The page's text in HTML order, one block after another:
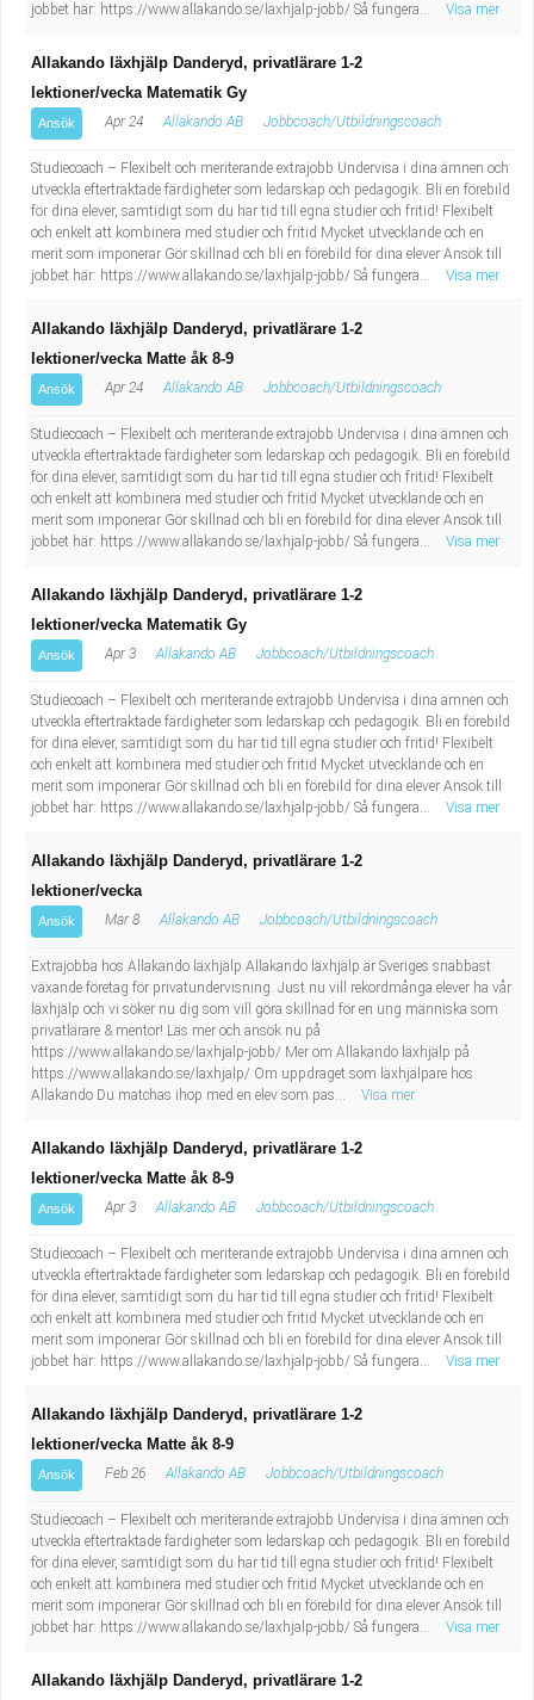
jobbet här: https://www.allakando.se/laxhjalp-jobb/ Så fungera...
Visa mer
Allakando läxhjälp Danderyd, privatlärare 1-2
lektioner/vecka Matematik Gy
Ansök Apr 24 Allakando AB Jobbcoach/Utbildningscoach
Studiecoach – Flexibelt och meriterande extrajobb Undervisa i dina ämnen och
utveckla eftertraktade färdigheter som ledarskap och pedagogik. Bli en förebild
för dina elever, samtidigt som du har tid till egna studier och fritid! Flexibelt
och enkelt att kombinera med studier och fritid Mycket utvecklande och en
merit som imponerar Gör skillnad och bli en förebild för dina elever Ansök till
jobbet här: https://www.allakando.se/laxhjalp-jobb/ Så fungera...
Visa mer
Allakando läxhjälp Danderyd, privatlärare 1-2
lektioner/vecka Matte åk 8-9
Ansök Apr 24 Allakando AB Jobbcoach/Utbildningscoach
Studiecoach – Flexibelt och meriterande extrajobb Undervisa i dina ämnen och
utveckla eftertraktade färdigheter som ledarskap och pedagogik. Bli en förebild
för dina elever, samtidigt som du har tid till egna studier och fritid! Flexibelt
och enkelt att kombinera med studier och fritid Mycket utvecklande och en
merit som imponerar Gör skillnad och bli en förebild för dina elever Ansök till
jobbet här: https://www.allakando.se/laxhjalp-jobb/ Så fungera...
Visa mer
Allakando läxhjälp Danderyd, privatlärare 1-2
lektioner/vecka Matematik Gy
Ansök Apr 3 Allakando AB Jobbcoach/Utbildningscoach
Studiecoach – Flexibelt och meriterande extrajobb Undervisa i dina ämnen och
utveckla eftertraktade färdigheter som ledarskap och pedagogik. Bli en förebild
för dina elever, samtidigt som du har tid till egna studier och fritid! Flexibelt
och enkelt att kombinera med studier och fritid Mycket utvecklande och en
merit som imponerar Gör skillnad och bli en förebild för dina elever Ansök till
jobbet här: https://www.allakando.se/laxhjalp-jobb/ Så fungera...
Visa mer
Allakando läxhjälp Danderyd, privatlärare 1-2
lektioner/vecka
Ansök Mar 8 Allakando AB Jobbcoach/Utbildningscoach
Extrajobba hos Allakando läxhjälp Allakando läxhjälp är Sveriges snabbast
växande företag för privatundervisning. Just nu vill rekordmånga elever ha vår
läxhjälp och vi söker nu dig som vill göra skillnad för en ung människa som
privatlärare & mentor! Läs mer och ansök nu på
https://www.allakando.se/laxhjalp-jobb/ Mer om Allakando läxhjälp på
https://www.allakando.se/laxhjalp/ Om uppdraget som läxhjälpare hos
Allakando Du matchas ihop med en elev som pas...
Visa mer
Allakando läxhjälp Danderyd, privatlärare 1-2
lektioner/vecka Matte åk 8-9
Ansök Apr 3 Allakando AB Jobbcoach/Utbildningscoach
Studiecoach – Flexibelt och meriterande extrajobb Undervisa i dina ämnen och
utveckla eftertraktade färdigheter som ledarskap och pedagogik. Bli en förebild
för dina elever, samtidigt som du har tid till egna studier och fritid! Flexibelt
och enkelt att kombinera med studier och fritid Mycket utvecklande och en
merit som imponerar Gör skillnad och bli en förebild för dina elever Ansök till
jobbet här: https://www.allakando.se/laxhjalp-jobb/ Så fungera...
Visa mer
Allakando läxhjälp Danderyd, privatlärare 1-2
lektioner/vecka Matte åk 8-9
Ansök Feb 26 Allakando AB Jobbcoach/Utbildningscoach
Studiecoach – Flexibelt och meriterande extrajobb Undervisa i dina ämnen och
utveckla eftertraktade färdigheter som ledarskap och pedagogik. Bli en förebild
för dina elever, samtidigt som du har tid till egna studier och fritid! Flexibelt
och enkelt att kombinera med studier och fritid Mycket utvecklande och en
merit som imponerar Gör skillnad och bli en förebild för dina elever Ansök till
jobbet här: https://www.allakando.se/laxhjalp-jobb/ Så fungera...
Visa mer
Allakando läxhjälp Danderyd, privatlärare 1-2